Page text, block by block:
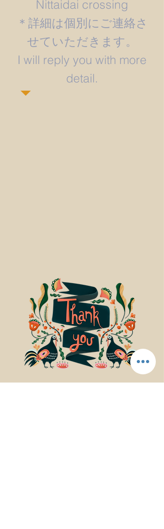
Nittaidai crossing
＊詳細は個別にご連絡さ
せていただきます。
​I will reply you with more
detail.